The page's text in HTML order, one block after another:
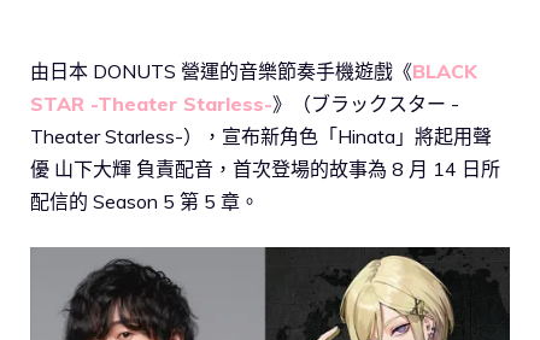
由日本 DONUTS 營運的音樂節奏手機遊戲《BLACK
STAR -Theater Starless-》（ブラックスター -
Theater Starless-），宣布新角色「Hinata」將起用聲
優 山下大輝 負責配音，首次登場的故事為 8 月 14 日所
配信的 Season 5 第 5 章。